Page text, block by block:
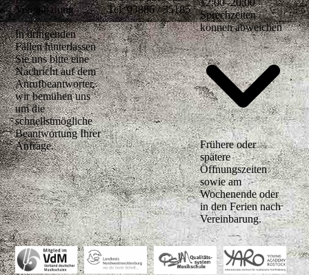
Vereinbarung
In dringenden
Fällen hinterlassen
Sie uns bitte eine
Nachricht auf dem
Anrufbeantworter,
wir bemühen uns
um die
schnellstmögliche
Beantwortung Ihrer
Anfrage.
Tel. 03886 / 35185
12:00–20:00
Sprechzeiten
können abweichen
Frühere oder
spätere
Öffnungszeiten
sowie am
Wochenende oder
in den Ferien nach
Vereinbarung.